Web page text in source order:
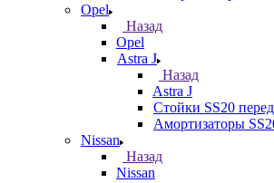
Opel
Назад
Opel
Astra J
Назад
Astra J
Стойки SS20
Амортизаторы
Nissan
Назад
Nissan